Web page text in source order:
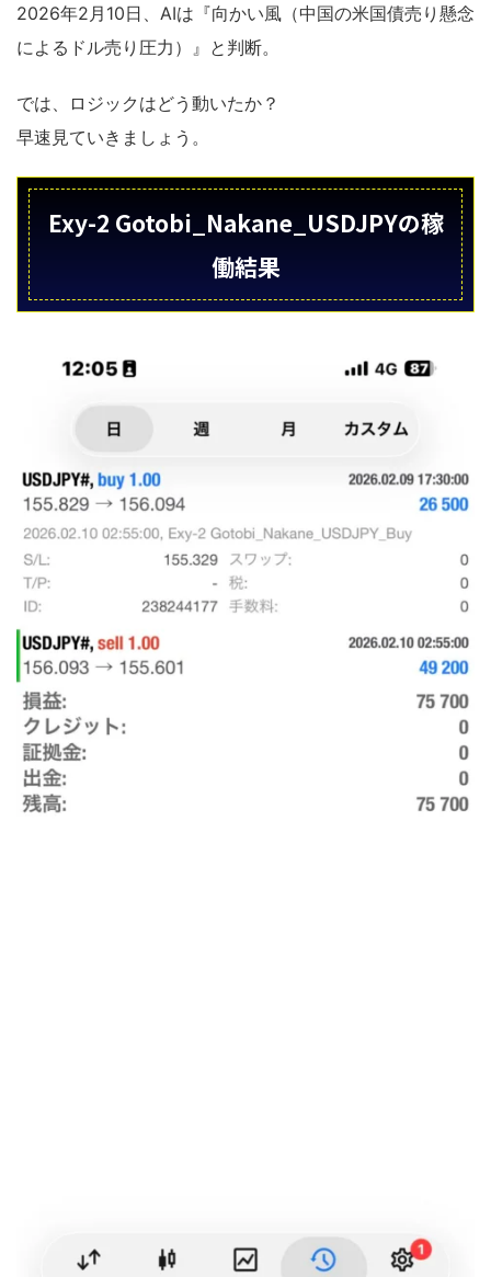
2026年2月10日、AIは『向かい風（中国の米国債売り懸念
によるドル売り圧力）』と判断。
では、ロジックはどう動いたか？
早速見ていきましょう。
Exy-2 Gotobi_Nakane_USDJPYの稼
働結果